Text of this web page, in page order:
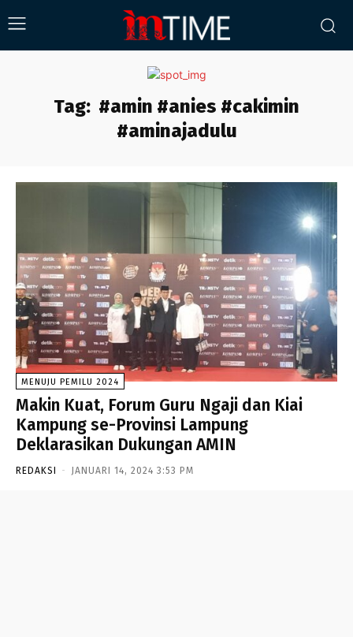
Tag: #amin #anies #cakimin
#aminajadulu
MENUJU PEMILU 2024
Makin Kuat, Forum Guru Ngaji dan Kiai
Kampung se-Provinsi Lampung
Deklarasikan Dukungan AMIN
REDAKSI - JANUARI 14, 2024 3:53 PM